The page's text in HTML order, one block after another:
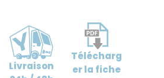
Livraison
Télécharg
erla fiche